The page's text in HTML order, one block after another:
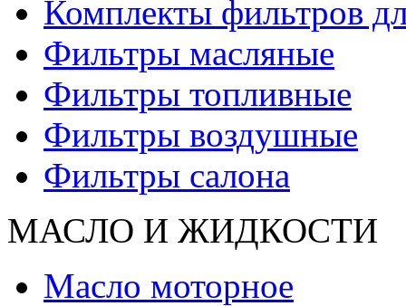
Комплекты фильтров
Фильтры масляные
Фильтры топливные
Фильтры воздушные
Фильтры салона
МАСЛО И ЖИДКОCТИ
Масло моторное